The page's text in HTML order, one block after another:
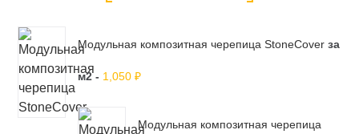
Модульная композитная черепица StoneCover за
м2 - 1,050₽
Модульная композитная черепица